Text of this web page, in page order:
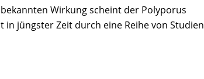
Wirkung scheint der Polyporus
in jüngster Zeit durch eine Reihe von Studien